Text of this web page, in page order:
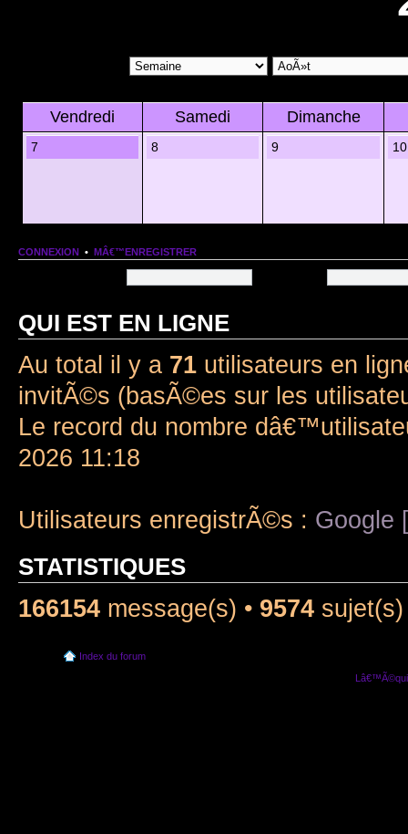
Vendredi Samedi Dimanche
7 8 9 10
CONNEXION • MÂ€™ENREGISTRER
QUI EST EN LIGNE
Au total il y a 71 utilisateurs en
invitÃ©s (basÃ©es sur les
Le record du nombre
2026 11:18
Utilisateurs enregistrÃ©s : Google
STATISTIQUES
166154 message(s) • 9574
Index du forum